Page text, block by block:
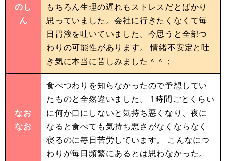
のし
ん
もちろん生理の遅れもストレスだとばかり
思っていました。会社に行きたくなくて毎
日胃液を吐いていました。今思うと全部つ
わりの可能性があります。 情緒不安定と吐
き気に本当に苦しみました＾＾；
なお
なお
食べつわりを知らなかったので予想してい
たものと全然違いました。 1時間ごとくらい
に何か口にしないと気持ち悪くなり、夜に
なると食べても気持ち悪さがなくならなく
寝るのに毎日苦労しています。 こんなにつ
わりが毎日頻繁にあるとは思わなかった。